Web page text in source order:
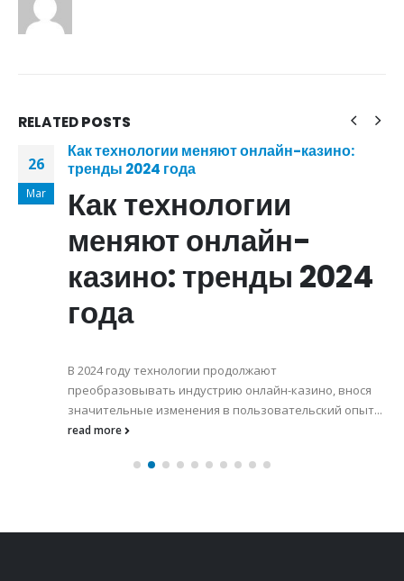
RELATEDPOSTS
26
Mar
Как технологии меняют онлайн-казино:
тренды 2024 года
Как технологии
меняют онлайн-
казино: тренды 2024
года
В 2024 году технологии продолжают
преобразовывать индустрию онлайн-казино, внося
значительные изменения в пользовательский опыт...
read more